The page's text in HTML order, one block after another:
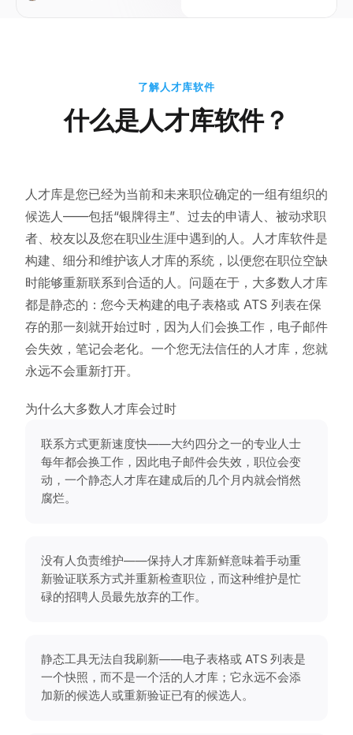
了解人才库软件
什么是人才库软件？
人才库是您已经为当前和未来职位确定的一组有组织的
候选人——包括“银牌得主”、过去的申请人、被动求职
者、校友以及您在职业生涯中遇到的人。人才库软件是
构建、细分和维护该人才库的系统，以便您在职位空缺
时能够重新联系到合适的人。问题在于，大多数人才库
都是静态的：您今天构建的电子表格或 ATS 列表在保
存的那一刻就开始过时，因为人们会换工作，电子邮件
会失效，笔记会老化。一个您无法信任的人才库，您就
永远不会重新打开。
为什么大多数人才库会过时
联系方式更新速度快——大约四分之一的专业人士
每年都会换工作，因此电子邮件会失效，职位会变
动，一个静态人才库在建成后的几个月内就会悄然
腐烂。
没有人负责维护——保持人才库新鲜意味着手动重
新验证联系方式并重新检查职位，而这种维护是忙
碌的招聘人员最先放弃的工作。
静态工具无法自我刷新——电子表格或 ATS 列表是
一个快照，而不是一个活的人才库；它永远不会添
加新的候选人或重新验证已有的候选人。